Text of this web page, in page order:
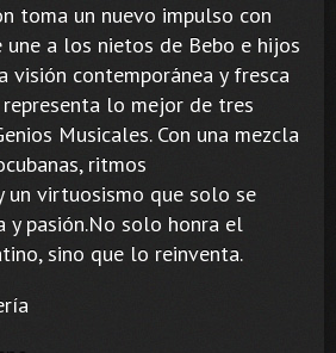
toma un nuevo impulso con
a los nietos de Bebo e hijos
visión contemporánea y fresca
lo mejor de tres
Musicales. Con una mezcla
ritmos
un virtuosismo que solo se
y pasión.No solo honra el
sino que lo reinventa.